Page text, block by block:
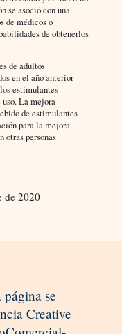
se asoció con una
de médicos o
de obtenerlos
de adultos
en el año anterior
estimulantes
La mejora
de estimulantes
para la mejora
otras personas
de 2020
se
Creative